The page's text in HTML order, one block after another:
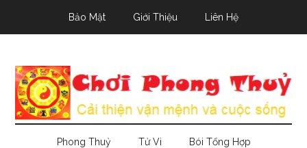
Bảo Mật Giới Thiệu Liên Hệ
Phong Thuỷ Tử Vi Bói Tổng Hợp